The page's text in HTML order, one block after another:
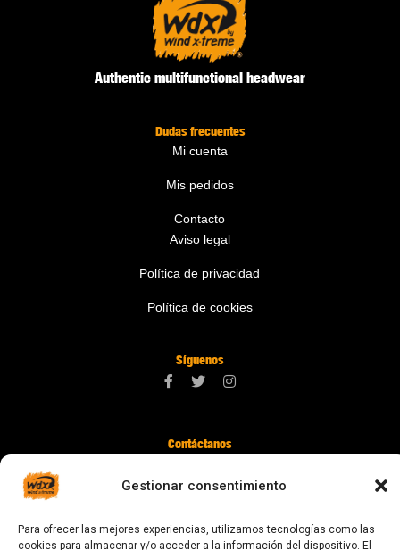
Gestionar consentimiento
Para ofrecer las mejores experiencias, utilizamos tecnologías como las
cookies para almacenar y/o acceder a la información del dispositivo. El
Authentic multifunctional headwear
Dudas frecuentes
Mi cuenta
Mis pedidos
Contacto
Aviso legal
Política de privacidad
Política de cookies
Síguenos
Contáctanos
08024 Barcelona